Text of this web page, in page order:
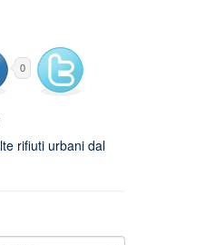
0
rifiuti urbani dal